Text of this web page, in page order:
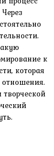
к
которая
отношения.